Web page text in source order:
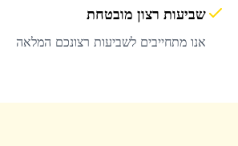
שביעות רצון מובטחת
אנו מתחייבים לשביעות רצונכם המלאה